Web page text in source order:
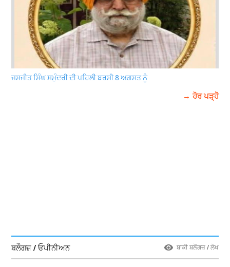
ਜਸਜੀਤ ਸਿੰਘ ਸਮੁੰਦਰੀ ਦੀ ਪਹਿਲੀ ਬਰਸੀ 8 ਅਗਸਤ ਨੂੰ
→ ਹੋਰ ਪੜ੍ਹੋ
ਬਲੌਗਜ਼ / ਓਪੀਨੀਅਨ ਬਾਕੀ ਬਲੌਗਜ਼ / ਲੇਖ